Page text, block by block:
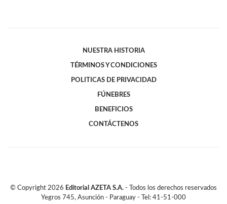
NUESTRA HISTORIA
TÉRMINOS Y CONDICIONES
POLITICAS DE PRIVACIDAD
FÚNEBRES
BENEFICIOS
CONTÁCTENOS
© Copyright 2026 Editorial AZETA S.A. - Todos los derechos reservados
Yegros 745, Asunción - Paraguay - Tel: 41-51-000